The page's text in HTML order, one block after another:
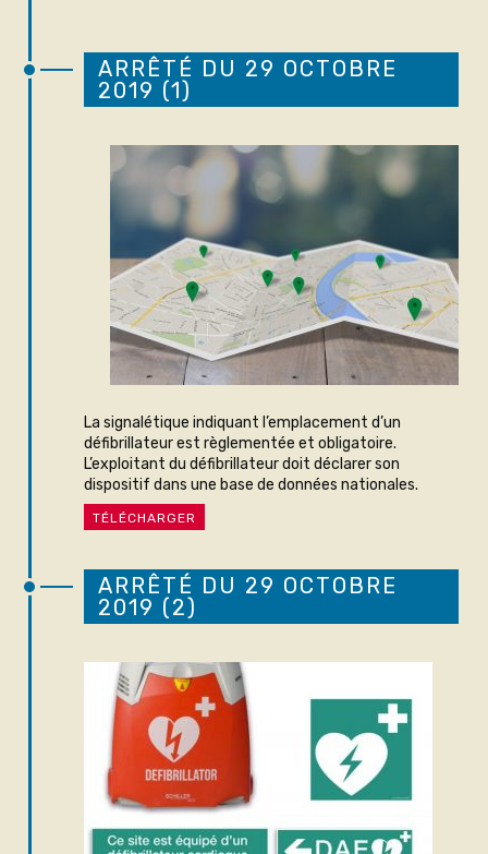
ARRÊTÉ DU 29 OCTOBRE
2019 (1)
La signalétique indiquant l’emplacement d’un
défibrillateur est règlementée et obligatoire.
L’exploitant du défibrillateur doit déclarer son
dispositif dans une base de données nationales.
TÉLÉCHARGER
ARRÊTÉ DU 29 OCTOBRE
2019 (2)